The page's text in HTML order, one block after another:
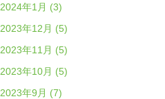
2024年1月 (3)
2023年12月 (5)
2023年11月 (5)
2023年10月 (5)
2023年9月 (7)